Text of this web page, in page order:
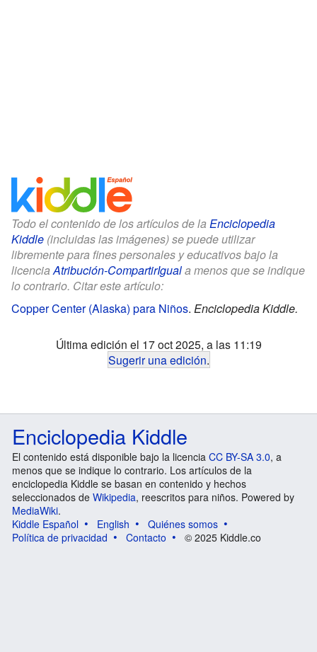
Todo el contenido de los artículos de la Enciclopedia
Kiddle (incluidas las imágenes) se puede utilizar
libremente para fines personales y educativos bajo la
licenciaAtribución-CompartirIguala menos que se indique
lo contrario. Citar este artículo:
Copper Center (Alaska) para Niños. Enciclopedia Kiddle.
Última edición el 17 oct 2025, a las 11:19
Sugerir una edición.
Enciclopedia Kiddle
El contenido está disponible bajo la licencia CC BY-SA 3.0, a
menos que se indique lo contrario. Los artículos de la
enciclopedia Kiddle se basan en contenido y hechos
seleccionados de Wikipedia, reescritos para niños. Powered by
MediaWiki.
Kiddle Español
English
Quiénes somos
Política de privacidad
Contacto © 2025 Kiddle.co